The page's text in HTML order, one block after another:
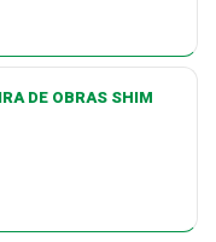
DE OBRAS SHIM